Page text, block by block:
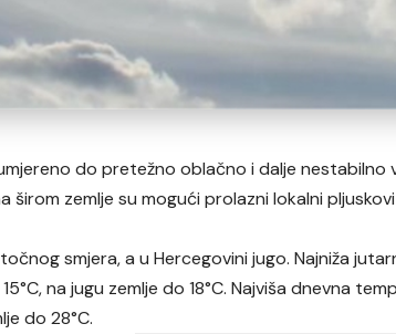
do pretežno oblačno i dalje nestabilno
širom zemlje su mogući prolazni lokalni
smjera, a u Hercegovini jugo. Najniža
na jugu zemlje do 18°C. Najviša dnevna
do 28°C.